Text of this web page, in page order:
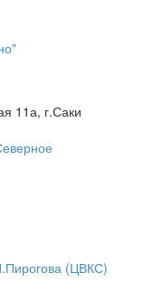
11а, г.Саки